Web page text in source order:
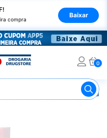
compra
Baixar
0
Sérum